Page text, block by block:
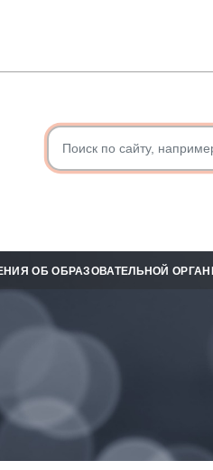
ОБ ОБРАЗОВАТЕЛЬНОЙ